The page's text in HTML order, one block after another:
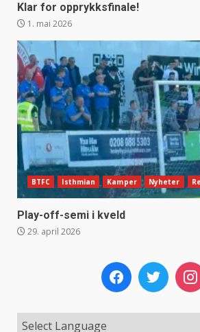
Klar for opprykksfinale!
1. mai 2026
BTFC Isthmian Kamper Nyheter
Play-off-semi i kveld
29. april 2026